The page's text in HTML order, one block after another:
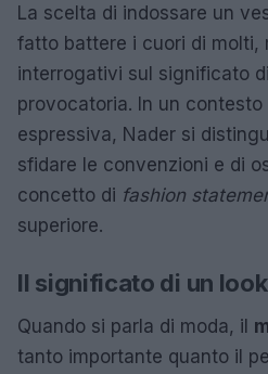
La scelta di indossare un
fatto battere i cuori di molti,
interrogativi sul significato
provocatoria. In un
espressiva, Nader si
sfidare le convenzioni e di
concetto di fashion
superiore.
Il significato di un
Quando si parla di moda, il
tanto importante quanto il